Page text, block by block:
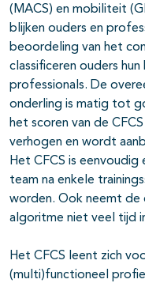
(MACS) en mobiliteit
blijken ouders en
beoordeling van het
classificeren ouders
professionals. De
onderling is matig tot
het scoren van de
verhogen en wordt
Het CFCS is eenvoudig
team na enkele
worden. Ook neemt de
algoritme niet veel tijd
Het CFCS leent zich
(multi)functioneel